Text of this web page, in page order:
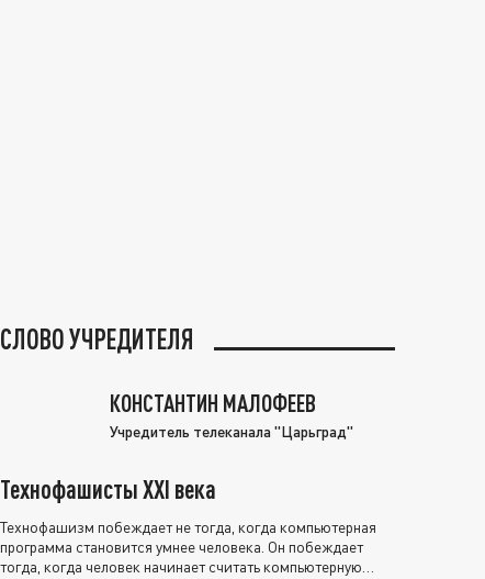
СЛОВО УЧРЕДИТЕЛЯ
КОНСТАНТИН МАЛОФЕЕВ
Учредитель телеканала "Царьград"
Технофашисты XXI века
Технофашизм побеждает не тогда, когда компьютерная
программа становится умнее человека. Он побеждает
тогда, когда человек начинает считать компьютерную